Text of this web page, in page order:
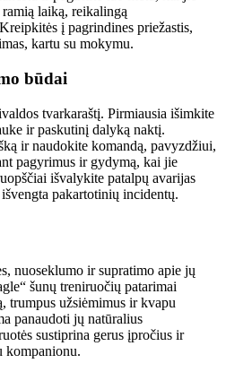
laiką, reikalingą
į pagrindines priežastis,
kartu su mokymu.
būdai
tvarkaraštį. Pirmiausia išimkite
ir paskutinį dalyką naktį.
ir naudokite komandą, pavyzdžiui,
pagyrimus ir gydymą, kai jie
išvalykite patalpų avarijas
pakartotinių incidentų.
nuoseklumo ir supratimo apie jų
šunų treniruočių patarimai
trumpus užsiėmimus ir kvapu
panaudoti jų natūralius
sustiprina gerus įpročius ir
kompanionu.